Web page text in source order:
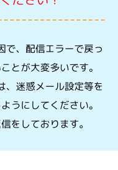
で、配信エラーで戻っ
とが大変多いです。
、迷惑メール設定等を
うにしてください。
をしております。